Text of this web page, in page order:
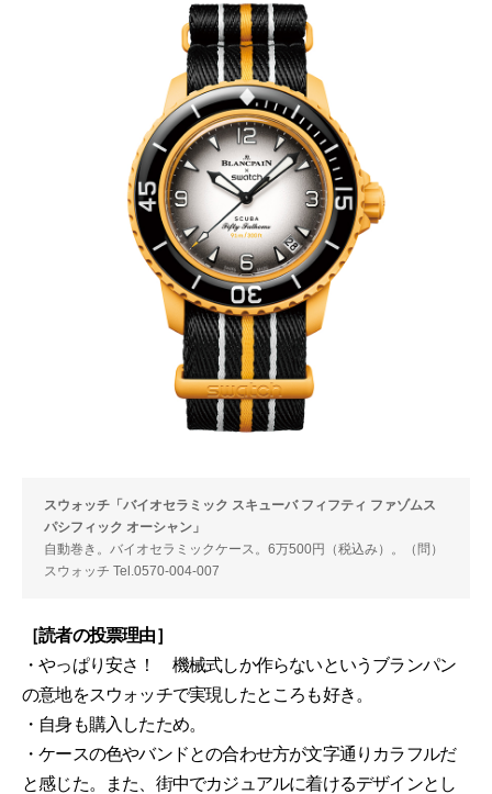
スウォッチ「バイオセラミック スキューバ フィフティ ファゾムス
パシフィック オーシャン」
自動巻き。バイオセラミックケース。6万500円（税込み）。（問）
スウォッチ Tel.0570-004-007
［読者の投票理由］
・やっぱり安さ！ 機械式しか作らないというブランパン
の意地をスウォッチで実現したところも好き。
・自身も購入したため。
・ケースの色やバンドとの合わせ方が文字通りカラフルだ
と感じた。また、街中でカジュアルに着けるデザインとし